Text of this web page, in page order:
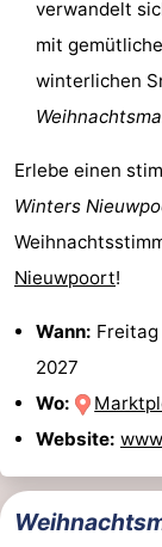
verwandelt
mit
winterlichen
Erlebe einen
Winters
Nieuwpoort!
Wann: Freitag
2027
Wo:
Website: